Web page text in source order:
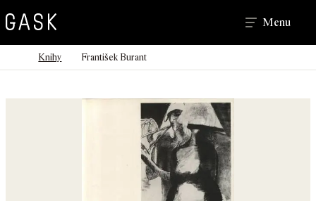
Hledat
Menu
DomůKnihy František Burant